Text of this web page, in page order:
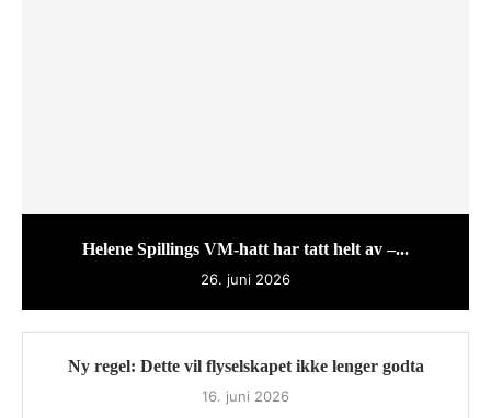
Helene Spillings VM-hatt har tatt helt av –...
26. juni 2026
Ny regel: Dette vil flyselskapet ikke lenger godta
16. juni 2026